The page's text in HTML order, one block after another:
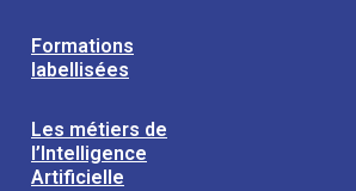
Formations
labellisées
Les métiers de
l’Intelligence
Artificielle